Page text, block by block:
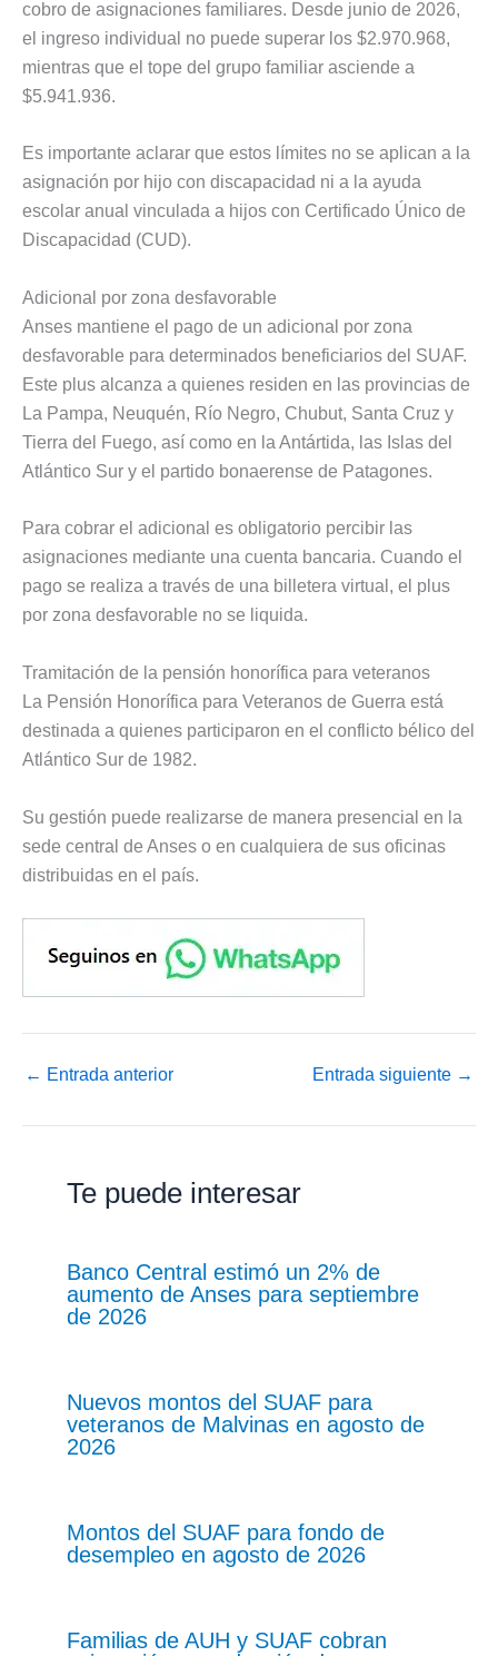
cobro de asignaciones familiares. Desde junio de 2026,
el ingreso individual no puede superar los $2.970.968,
mientras que el tope del grupo familiar asciende a
$5.941.936.
Es importante aclarar que estos límites no se aplican a la
asignación por hijo con discapacidad ni a la ayuda
escolar anual vinculada a hijos con Certificado Único de
Discapacidad (CUD).
Adicional por zona desfavorable
Anses mantiene el pago de un adicional por zona
desfavorable para determinados beneficiarios del SUAF.
Este plus alcanza a quienes residen en las provincias de
La Pampa, Neuquén, Río Negro, Chubut, Santa Cruz y
Tierra del Fuego, así como en la Antártida, las Islas del
Atlántico Sur y el partido bonaerense de Patagones.
Para cobrar el adicional es obligatorio percibir las
asignaciones mediante una cuenta bancaria. Cuando el
pago se realiza a través de una billetera virtual, el plus
por zona desfavorable no se liquida.
Tramitación de la pensión honorífica para veteranos
La Pensión Honorífica para Veteranos de Guerra está
destinada a quienes participaron en el conflicto bélico del
Atlántico Sur de 1982.
Su gestión puede realizarse de manera presencial en la
sede central de Anses o en cualquiera de sus oficinas
distribuidas en el país.
← Entrada anterior Entrada siguiente →
Te puede interesar
Banco Central estimó un 2% de
aumento de Anses para septiembre
de 2026
Nuevos montos del SUAF para
veteranos de Malvinas en agosto de
2026
Montos del SUAF para fondo de
desempleo en agosto de 2026
Familias de AUH y SUAF cobran